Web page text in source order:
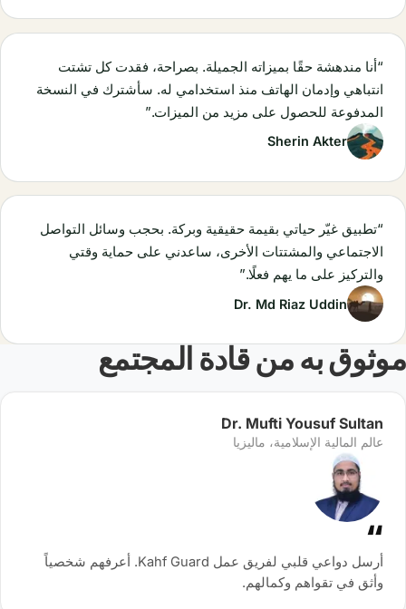
“أنا مندهشة حقًا بميزاته الجميلة. بصراحة، فقدت كل تشتت
انتباهي وإدمان الهاتف منذ استخدامي له. سأشترك في النسخة
المدفوعة للحصول على مزيد من الميزات.”
Sherin Akter
“تطبيق غيّر حياتي بقيمة حقيقية وبركة. بحجب وسائل التواصل
الاجتماعي والمشتتات الأخرى، ساعدني على حماية وقتي
والتركيز على ما يهم فعلًا.”
Dr. Md Riaz Uddin
موثوق به من قادة المجتمع
Dr. Mufti Yousuf Sultan
عالم المالية الإسلامية، ماليزيا
أرسل دواعي قلبي لفريق عمل Kahf Guard. أعرفهم شخصياً
وأثق في تقواهم وكمالهم.